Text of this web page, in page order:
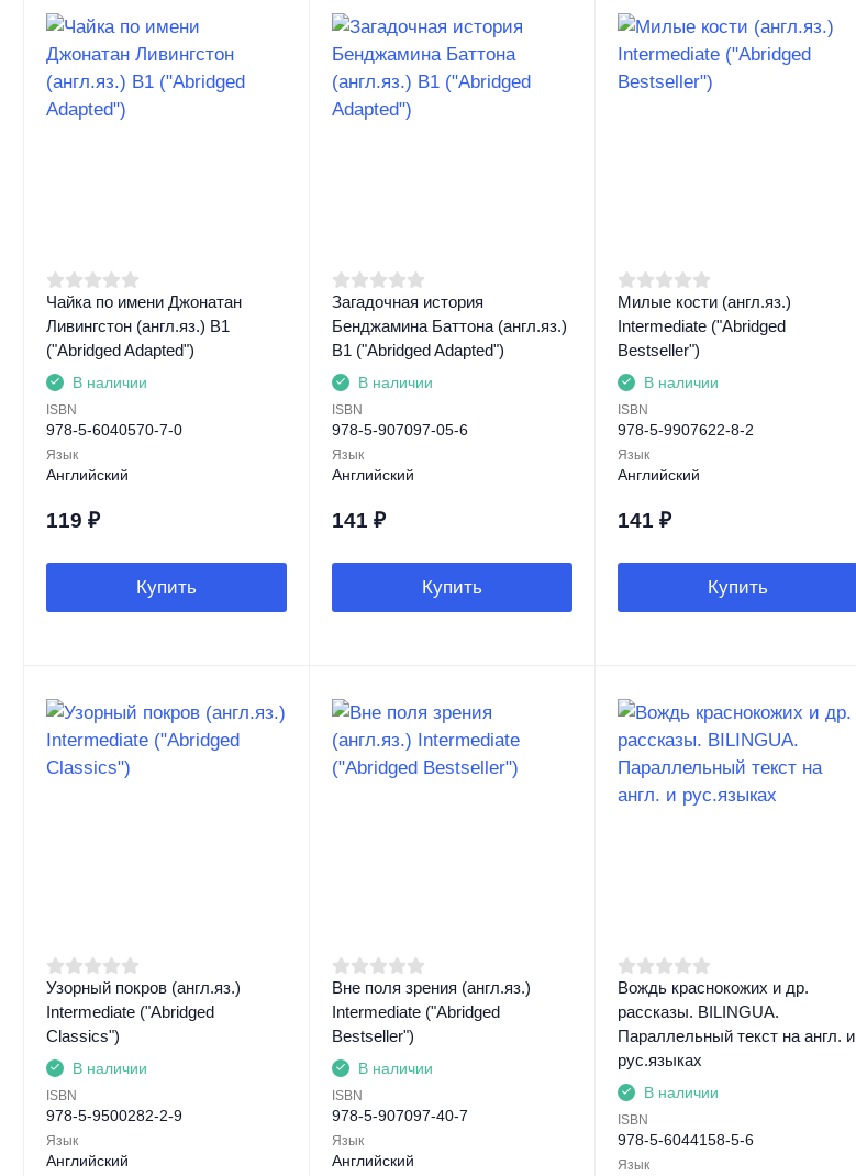
Чайка по имени Джонатан
Ливингстон (англ.яз.) B1
("Abridged Adapted")
В наличии
ISBN
978-5-6040570-7-0
Язык
Английский
119 ₽
Купить
Загадочная история
Бенджамина Баттона (англ.яз.)
B1 ("Abridged Adapted")
В наличии
ISBN
978-5-907097-05-6
Язык
Английский
141 ₽
Купить
Милые кости (англ.яз.)
Intermediate ("Abridged
Bestseller")
В наличии
ISBN
978-5-9907622-8-2
Язык
Английский
141 ₽
Купить
Узорный покров (англ.яз.)
Intermediate ("Abridged
Classics")
В наличии
ISBN
978-5-9500282-2-9
Язык
Английский
Вне поля зрения (англ.яз.)
Intermediate ("Abridged
Bestseller")
В наличии
ISBN
978-5-907097-40-7
Язык
Английский
Вождь краснокожих и др.
рассказы. BILINGUA.
Параллельный текст на англ. и
рус.языках
В наличии
ISBN
978-5-6044158-5-6
Язык